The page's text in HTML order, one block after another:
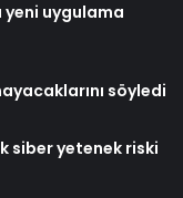
uygulama
söyledi
siber yetenek riski